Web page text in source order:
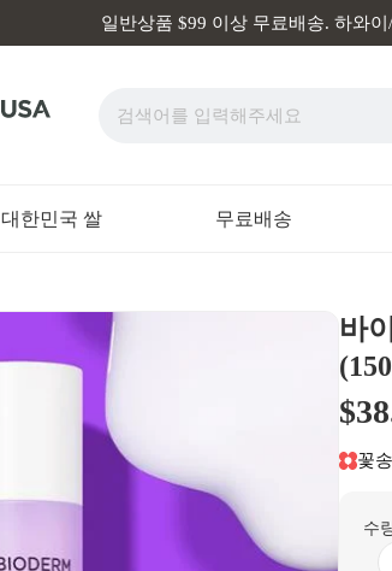
일반상품 $99 이상 무료배송. 하와이
대한민국 쌀 무료배송
바
꽃
수